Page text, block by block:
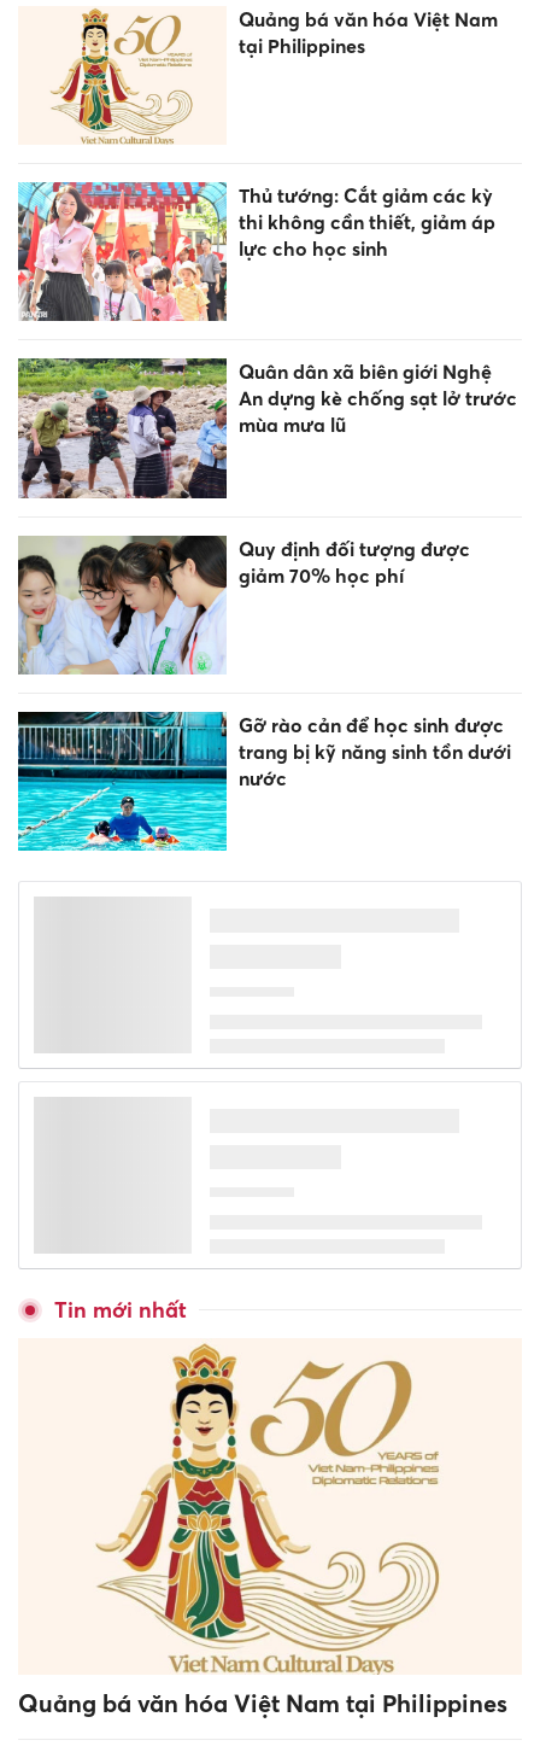
Quảng bá văn hóa Việt Nam
tại Philippines
Thủ tướng: Cắt giảm các kỳ
thi không cần thiết, giảm áp
lực cho học sinh
Quân dân xã biên giới Nghệ
An dựng kè chống sạt lở trước
mùa mưa lũ
Quy định đối tượng được
giảm 70% học phí
Gỡ rào cản để học sinh được
trang bị kỹ năng sinh tồn dưới
nước
Tin mới nhất
Quảng bá văn hóa Việt Nam tại Philippines